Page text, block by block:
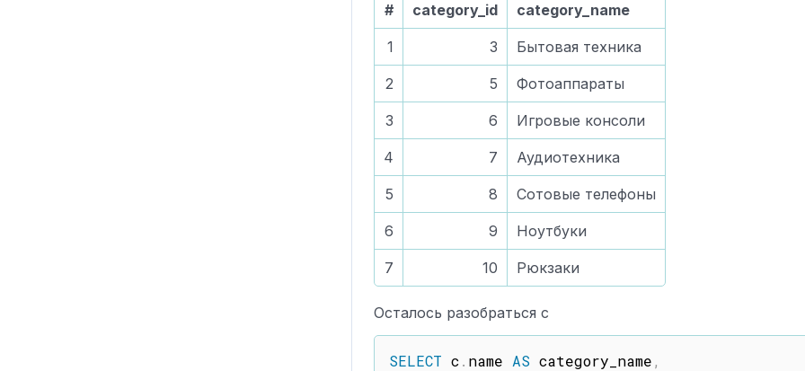
# category_id category_name
1 3 Бытовая техника
2 5 Фотоаппараты
3 6 Игровые консоли
4 7 Аудиотехника
5 8 Сотовые телефоны
6 9 Ноутбуки
7 10 Рюкзаки
Осталось разобраться с
SELECT c. name AS category_name,